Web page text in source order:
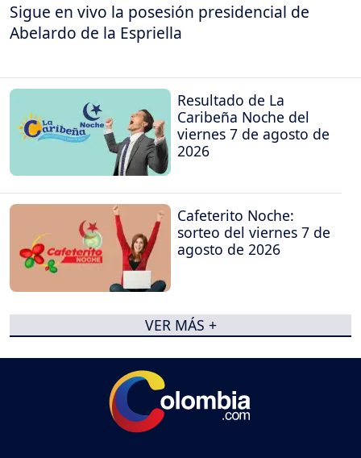
Sigue en vivo la posesión presidencial de
Abelardo de la Espriella
Resultado de La
Caribeña Noche del
viernes 7 de agosto de
2026
Cafeterito Noche:
sorteo del viernes 7 de
agosto de 2026
VER MÁS +